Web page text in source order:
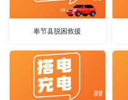
奉节县脱困救援